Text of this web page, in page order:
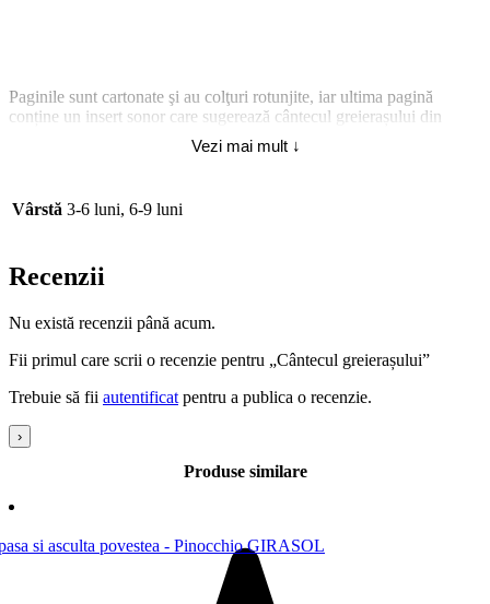
Paginile sunt cartonate şi au colţuri rotunjite, iar ultima pagină
conține un insert sonor care sugerează cântecul greierașului din
poveste. Bateriile sunt incluse și volumul difuzorului e redus, potrivit
Vezi mai mult ↓
Vârstă 3-6 luni, 6-9 luni
Recenzii
Nu există recenzii până acum.
Fii primul care scrii o recenzie pentru „Cântecul greierașului”
Trebuie să fii autentificat pentru a publica o recenzie.
›
Produse similare